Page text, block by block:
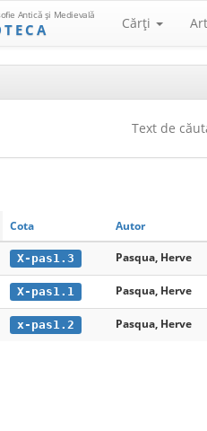
Antică şi Medievală Cărţi
Text de
Cota Autor
X-pas1.3 Pasqua, Herve
X-pas1.1 Pasqua, Herve
x-pas1.2 Pasqua, Herve